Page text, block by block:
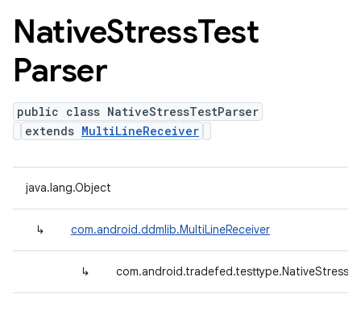
NativeStressTest
Parser
public class NativeStressTestParser
extends MultiLineReceiver
java.lang.Object
↳ com.android.ddmlib.MultiLineReceiver
↳